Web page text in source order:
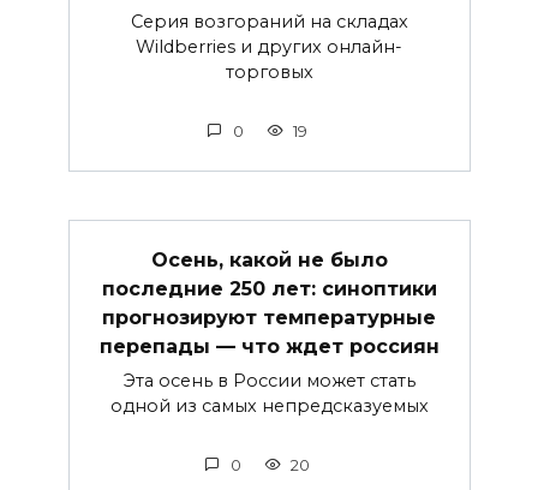
Серия возгораний на складах
Wildberries и других онлайн-
торговых
0 19
Осень, какой не было
последние 250 лет: синоптики
прогнозируют температурные
перепады — что ждет россиян
Эта осень в России может стать
одной из самых непредсказуемых
0 20